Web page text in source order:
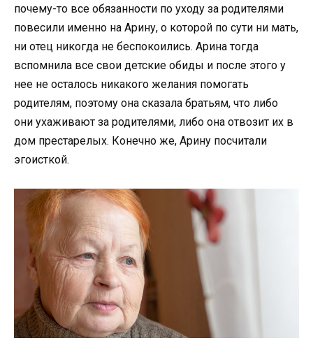
почему-то все обязанности по уходу за родителями
повесили именно на Арину, о которой по сути ни мать,
ни отец никогда не беспокоились. Арина тогда
вспомнила все свои детские обиды и после этого у
нее не осталось никакого желания помогать
родителям, поэтому она сказала братьям, что либо
они ухаживают за родителями, либо она отвозит их в
дом престарелых. Конечно же, Арину посчитали
эгоисткой.